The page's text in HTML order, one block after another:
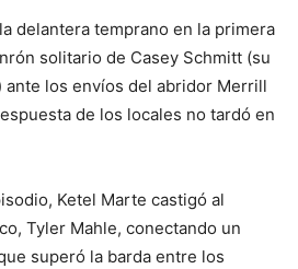
delantera temprano en la primera
solitario de Casey Schmitt (su
ante los envíos del abridor Merrill
de los locales no tardó en
Ketel Marte castigó al
Tyler Mahle, conectando un
superó la barda entre los